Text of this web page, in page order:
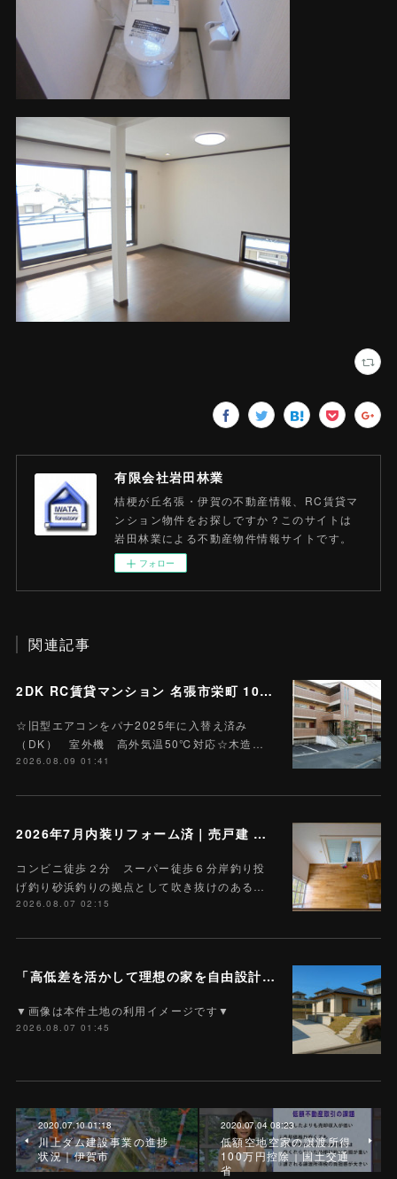
有限会社岩田林業
桔梗が丘名張・伊賀の不動産情報、RC賃貸マ
ンション物件をお探しですか？このサイトは
岩田林業による不動産物件情報サイトです。
フォロー
関連記事
2DK RC賃貸マンション 名張市栄町 107号 賃料4.7万円 ハートランド栄町 M-15 Wi-Fiインターネット無料
☆旧型エアコンをパナ2025年に入替え済み
（DK） 室外機 高外気温50℃対応☆木造…
2026.08.09 01:41
2026年7月内装リフォーム済｜売戸建 4DK 土地238.00平米 (約71.9坪) 420万円
コンビニ徒歩２分 スーパー徒歩６分岸釣り投
げ釣り砂浜釣りの拠点として吹き抜けのある…
2026.08.07 02:15
「高低差を活かして理想の家を自由設計」70坪のゆとり 建築条件なし 宅地｜売地 名張市富貴ヶ丘３番町 231平米（約70坪）300万円 T-22
▼画像は本件土地の利用イメージです▼
2026.08.07 01:45
2020.07.10 01:18
川上ダム建設事業の進捗
状況｜伊賀市
2020.07.04 08:23
低額空地空家の譲渡所得
100万円控除｜国土交通
省